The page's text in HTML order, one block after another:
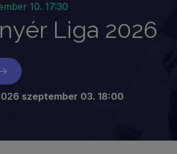
10. 17:30
Liga 2026
szeptember 03. 18:00